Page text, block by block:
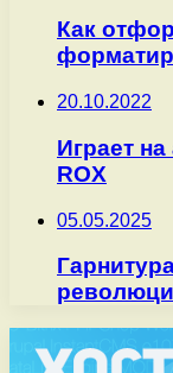
Как
20.10.2022
Играет
ROX
05.05.2025